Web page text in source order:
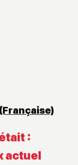
:
actuel